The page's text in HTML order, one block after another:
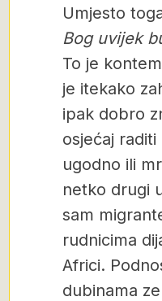
Umjesto
Bog uvijek
To je
je itekako
ipak dobro
osjećaj
ugodno ili
netko drugi
sam
rudnicima
Africi.
dubinama